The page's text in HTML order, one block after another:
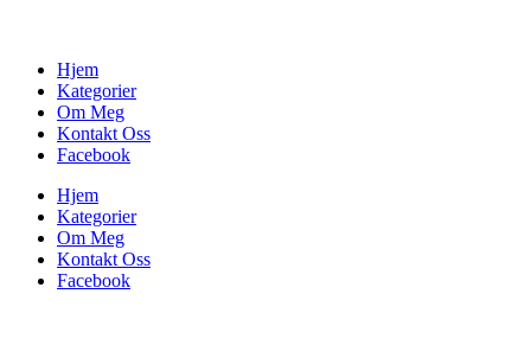
Hjem
Kategorier
Om Meg
Kontakt Oss
Facebook
Hjem
Kategorier
Om Meg
Kontakt Oss
Facebook